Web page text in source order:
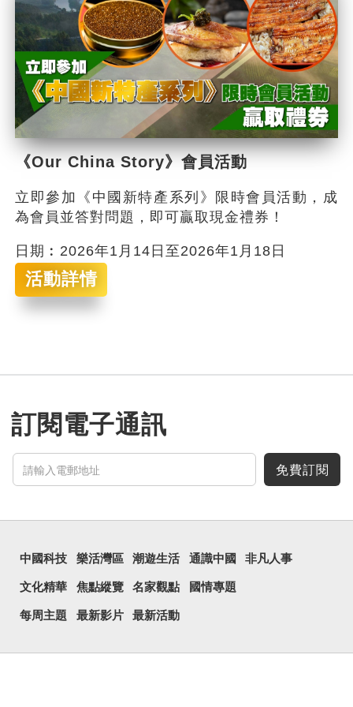
《Our China Story》會員活動
立即參加《中國新特產系列》限時會員活動，成
為會員並答對問題，即可贏取現金禮券！
日期︰2026年1月14日至2026年1月18日
活動詳情
訂閱電子通訊
免費訂閱
中國科技 樂活灣區 潮遊生活 通識中國 非凡人事
文化精華 焦點縱覽 名家觀點 國情專題
每周主題 最新影片 最新活動